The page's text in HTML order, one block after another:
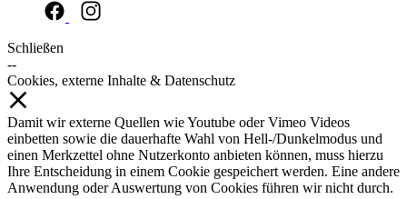
Schließen
--
Cookies, externe Inhalte & Datenschutz
Damit wir externe Quellen wie Youtube oder Vimeo Videos
einbetten sowie die dauerhafte Wahl von Hell-/Dunkelmodus und
einen Merkzettel ohne Nutzerkonto anbieten können, muss hierzu
Ihre Entscheidung in einem Cookie gespeichert werden. Eine andere
Anwendung oder Auswertung von Cookies führen wir nicht durch.